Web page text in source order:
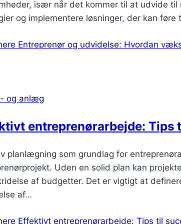
især når det kommer til at udvide
og implementere løsninger, der kan
Entreprenør og udvidelse: Hvordan
og anlæg
entreprenørarbejde: Tips
planlægning som grundlag for
Uden en solid plan kan
af budgetter. Det er vigtigt at
af…
Effektivt entreprenørarbejde: Tips til